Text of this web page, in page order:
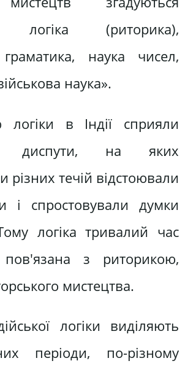
логіка (риторика),
граматика, наука чисел,
наука».
логіки в Індії сприяли
диспути, на яких
різних течій відстоювали
і спростовували думки
логіка тривалий час
з риторикою,
мистецтва.
логіки виділяють
періоди, по-різному